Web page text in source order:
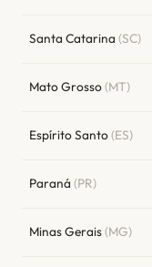
Santa Catarina (SC)
Mato Grosso(MT)
Espírito Santo(ES)
Paraná (PR)
Minas Gerais(MG)